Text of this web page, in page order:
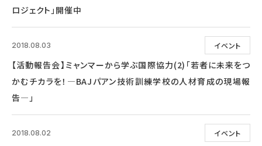
ロジェクト」開催中
イベント
2018.08.03
【活動報告会】ミャンマーから学ぶ国際協力(2)「若者に未来をつ
かむチカラを！―BAJパアン技術訓練学校の人材育成の現場報
告―」
イベント
2018.08.02